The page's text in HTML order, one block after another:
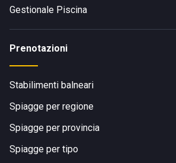
Gestionale Piscina
Prenotazioni
Stabilimenti balneari
Spiagge per regione
Spiagge per provincia
Spiagge per tipo